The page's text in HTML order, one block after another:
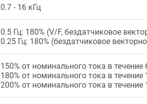
0.7 - 16 кГц
0.5 Гц: 180% (V/F, бездатчиковое
0.25 Гц: 180% (бездатчиковое
150% от номинального тока в течение
180% от номинального тока в течение
200% от номинального тока в течение